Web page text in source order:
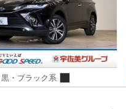
黒・ブラック系